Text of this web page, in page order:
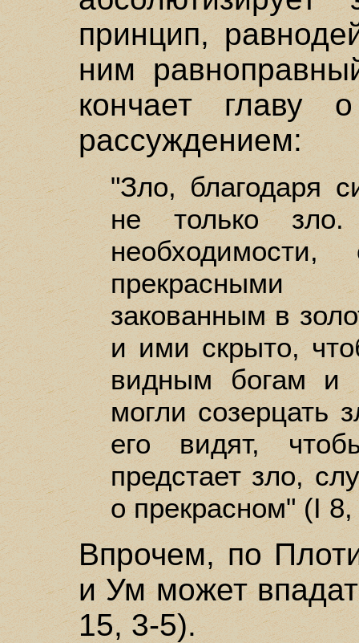
принцип,
ним
кончает главу
рассуждением:
"Зло, благодаря
не только
прекрасными
закованным в
и ими скрыто,
видным богам и
могли созерцать
его видят,
предстает зло,
о прекрасном" (I
Впрочем, по
и Ум может
15, 3-5).